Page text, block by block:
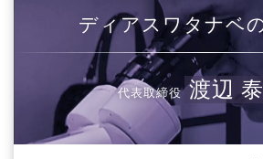
ディアスワタナベ
代表取締役 渡辺